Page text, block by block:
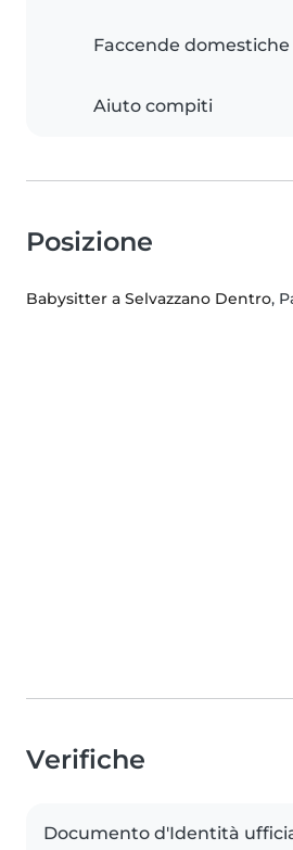
Faccende domestiche
Aiuto compiti
Posizione
Babysitter a Selvazzano Dentro,
Verifiche
Documento d'Identità